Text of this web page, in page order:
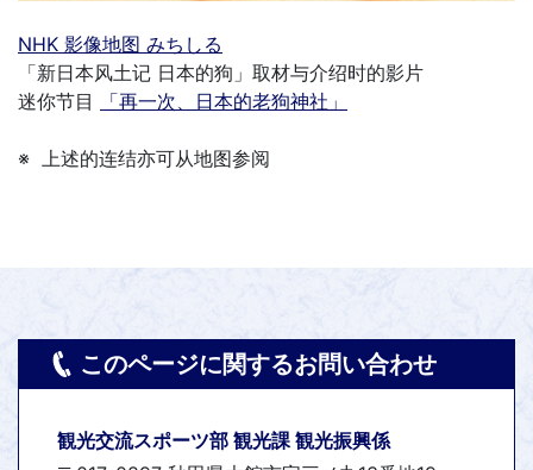
NHK 影像地图 みちしる
「新日本风土记 日本的狗」取材与介绍时的影片
迷你节目
「再一次、日本的老狗神社」
※ 上述的连结亦可从地图参阅
このページに関するお問い合わせ
観光交流スポーツ部 観光課 観光振興係